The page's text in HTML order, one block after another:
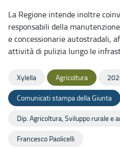
La Regione intende inoltre
responsabili della
e concessionarie autostradali,
attività di pulizia lungo le
Xylella Agricoltura
Comunicati stampa della Giunta
Dip. Agricoltura, Sviluppo rurale e
Francesco Paolicelli